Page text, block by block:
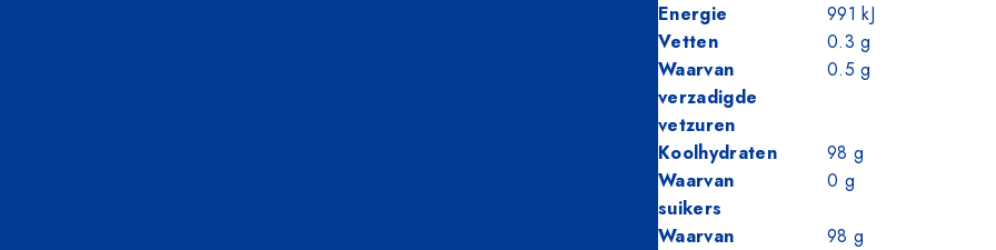
Energie 991 kJ
Vetten
0.3 g
Waarvan
verzadigde
vetzuren
0.5 g
Koolhydraten 98 g
Waarvan
suikers
0 g
Waarvan
98 g